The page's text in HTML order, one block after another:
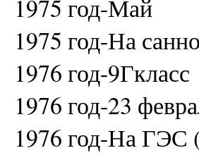
1975 год-Май
1975 год-На
1976 год-9Гкласс
1976 год-23
1976 год-На ГЭС